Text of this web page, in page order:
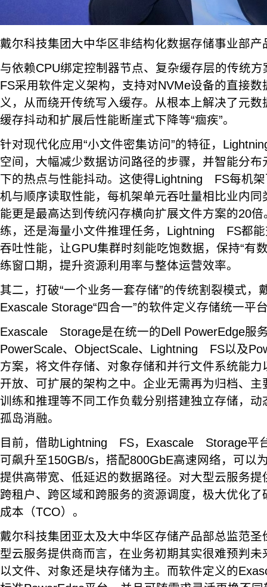
戴尔科技集团大中华区非结构化数据存储事业部产
与依赖CPU绑定控制器节点、复杂缓存层的传统
FS采用软件定义架构，支持对NVMe设备的直接
义，从而绕开传统写入缓存。从根本上解决了元
缓存抖动和扩展后性能断崖式下降等“痼疾”。
针对现代化应用“小文件密集访问”的特征，
空间，大幅减少数据访问路径的步骤，并智能分
下的热点与性能抖动。这使得Lightning FS每机
机与顺序读取性能，每机架单元吞吐量相比业内
能更是最高达到传统闪存横向扩展文件方案的20
练，还是海量小文件推理任务，Lightning FS都
吞吐性能，让GPU集群时刻能吃饱数据，保持“有
练窗口期，提升资源利用率与整体运营效率。
其二，打破“一个业务一套存储”的传统割裂模式，
Exascale Storage“四合一”的软件定义存储统一平
Exascale Storage是在统一的Dell PowerEdge服
PowerScale、ObjectScale、Lightning FS以及
方案，将文件存储、对象存储和并行文件系统能
开放、可扩展的架构之中。企业无需再为归档、
训练和推理等不同工作负载分别搭建独立存储，
孤岛消融。
目前，借助Lightning FS，Exascale Storage平
可飙升至150GB/s，搭配800GbE高速网络，可以
提供高带宽、低延迟的数据路径。对大型云服务
跨租户、跨区域和跨服务的资源调度，极大优化
成本（TCO）。
戴尔科技集团亚太及大中华区存储产品部总监范圣
型云服务提供商而言，在业务初期其实很难预判
以文件、对象还是块存储为主。而软件定义的